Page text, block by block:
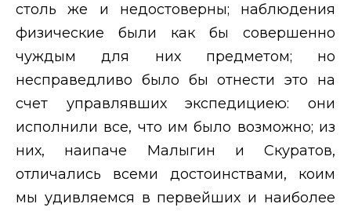
столь же и недостоверны; наблюдения
физические были как бы совершенно
чуждым для них предметом; но
несправедливо было бы отнести это на
счет управлявших экспедициею: они
исполнили все, что им было возможно; из
них, наипаче Малыгин и Скуратов,
отличались всеми достоинствами, коим
мы удивляемся в первейших и наиболее